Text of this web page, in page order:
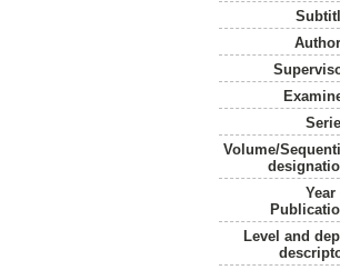
Volume/
Year
Level and